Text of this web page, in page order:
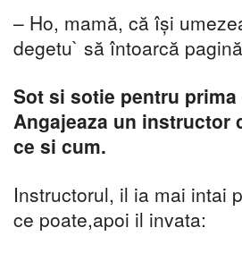
– Ho, mamă, că își
degetu` să întoarcă
Sot si sotie pentru
Angajeaza un instructor
ce si cum.
Instructorul, il ia mai intai
ce poate,apoi il invata: